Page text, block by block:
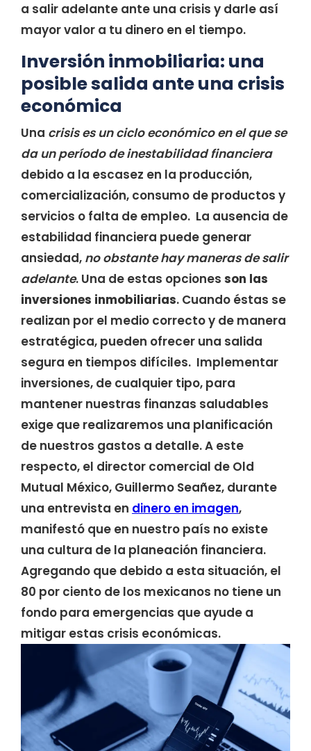
a salir adelante ante una crisis y darle así
mayor valor a tu dinero en el tiempo.
Inversión inmobiliaria: una
posible salida ante una crisis
económica
Una crisis es un ciclo económico en el que se
da un período de inestabilidad financiera
debido a la escasez en la producción,
comercialización, consumo de productos y
servicios o falta de empleo. La ausencia de
estabilidad financiera puede generar
ansiedad, no obstante hay maneras de salir
adelante. Una de estas opciones son las
inversiones inmobiliarias. Cuando éstas se
realizan por el medio correcto y de manera
estratégica, pueden ofrecer una salida
segura en tiempos difíciles. Implementar
inversiones, de cualquier tipo, para
mantener nuestras finanzas saludables
exige que realizaremos una planificación
de nuestros gastos a detalle. A este
respecto, el director comercial de Old
Mutual México, Guillermo Seañez, durante
una entrevista en dinero en imagen,
manifestó que en nuestro país no existe
una cultura de la planeación financiera.
Agregando que debido a esta situación, el
80 por ciento de los mexicanos no tiene un
fondo para emergencias que ayude a
mitigar estas crisis económicas.